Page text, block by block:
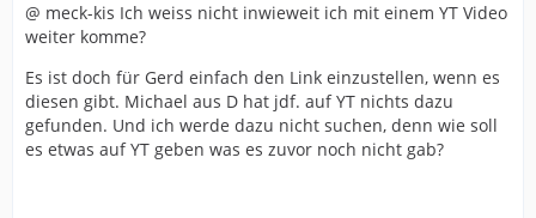
@ meck-kis Ich weiss nicht inwieweit ich mit einem YT Video
weiter komme?
Es ist doch für Gerd einfach den Link einzustellen, wenn es
diesen gibt. Michael aus D hat jdf. auf YT nichts dazu
gefunden. Und ich werde dazu nicht suchen, denn wie soll
es etwas auf YT geben was es zuvor noch nicht gab?